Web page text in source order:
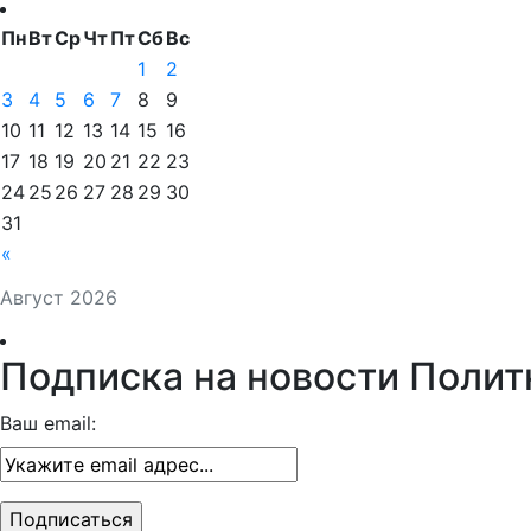
Август 2026
ПнВтСрЧтПтСбВс
«
1
2
3
4 5 6 7 8
9
10 11 12 13 14 15 16
17 18 19 20 21 22 23
24 25 26 27 28 29 30
31
Подписка на новости
Ваш email: